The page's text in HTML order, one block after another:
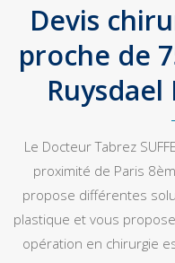
Devis
proche de
Le Docteur Tabrez
proximité de Paris
propose différentes
plastique et vous
opération en chirurgie